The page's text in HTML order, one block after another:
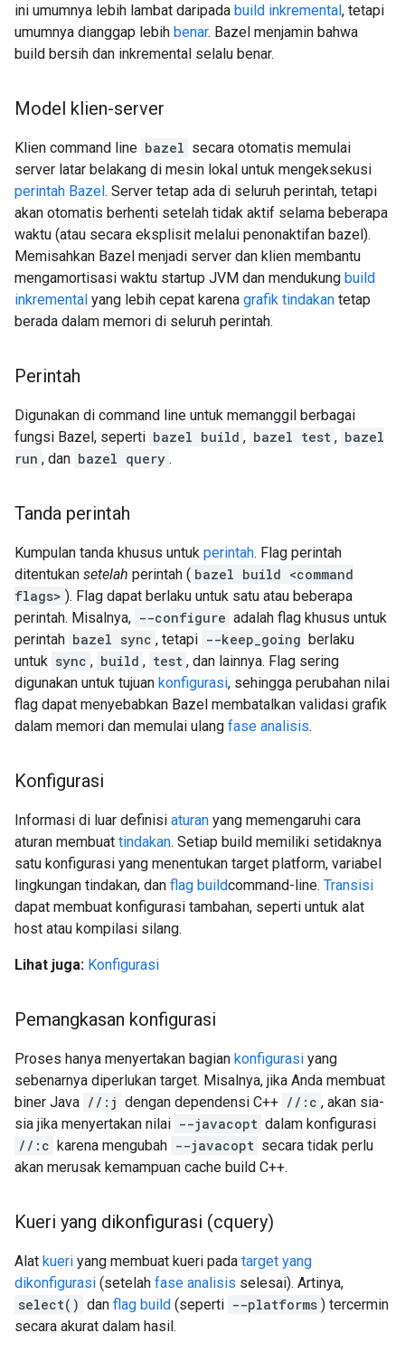
ini umumnya lebih lambat daripada build inkremental, tetapi
umumnya dianggap lebih benar. Bazel menjamin bahwa
build bersih dan inkremental selalu benar.
Model klien-server
Klien command line bazel secara otomatis memulai
server latar belakang di mesin lokal untuk mengeksekusi
perintah Bazel. Server tetap ada di seluruh perintah, tetapi
akan otomatis berhenti setelah tidak aktif selama beberapa
waktu (atau secara eksplisit melalui penonaktifan bazel).
Memisahkan Bazel menjadi server dan klien membantu
mengamortisasi waktu startup JVM dan mendukung build
inkremental yang lebih cepat karena grafik tindakan tetap
berada dalam memori di seluruh perintah.
Perintah
Digunakan di command line untuk memanggil berbagai
fungsi Bazel, seperti bazel build , bazel test , bazel
run , dan bazel query .
Tanda perintah
Kumpulan tanda khusus untuk perintah. Flag perintah
ditentukan setelah perintah ( bazel build <command
flags> ). Flag dapat berlaku untuk satu atau beberapa
perintah. Misalnya, --configure adalah flag khusus untuk
perintah bazel sync , tetapi --keep_going berlaku
untuk sync , build , test , dan lainnya. Flag sering
digunakan untuk tujuan konfigurasi, sehingga perubahan nilai
flag dapat menyebabkan Bazel membatalkan validasi grafik
dalam memori dan memulai ulang fase analisis.
Konfigurasi
Informasi di luar definisi aturan yang memengaruhi cara
aturan membuat tindakan. Setiap build memiliki setidaknya
satu konfigurasi yang menentukan target platform, variabel
lingkungan tindakan, dan flag buildcommand-line. Transisi
dapat membuat konfigurasi tambahan, seperti untuk alat
host atau kompilasi silang.
Lihat juga: Konfigurasi
Pemangkasan konfigurasi
Proses hanya menyertakan bagian konfigurasi yang
sebenarnya diperlukan target. Misalnya, jika Anda membuat
biner Java //:j dengan dependensi C++ //:c , akan sia-
sia jika menyertakan nilai --javacopt dalam konfigurasi
//:c karena mengubah --javacopt secara tidak perlu
akan merusak kemampuan cache build C++.
Kueri yang dikonfigurasi (cquery)
Alat kueri yang membuat kueri pada target yang
dikonfigurasi (setelah fase analisis selesai). Artinya,
select() dan flag build (seperti --platforms ) tercermin
secara akurat dalam hasil.